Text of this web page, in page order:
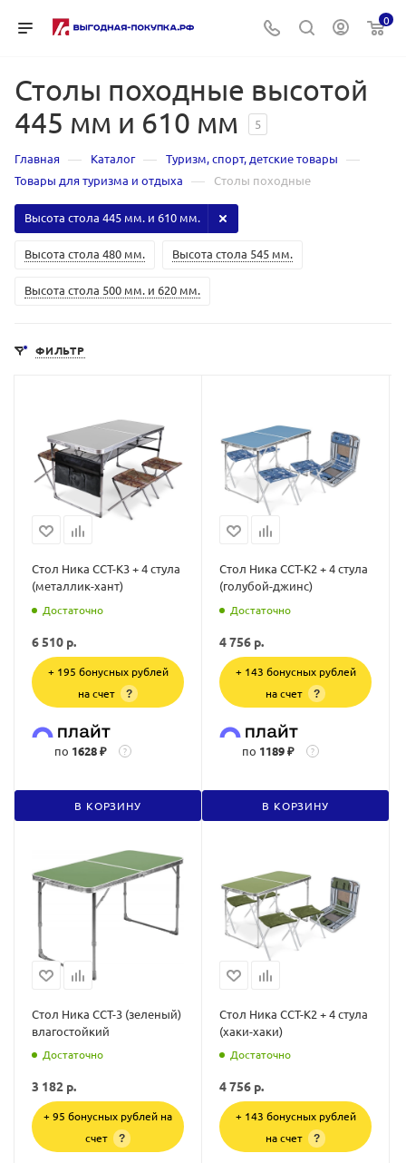
0
Столы походные высотой
445 мм и 610 мм
5
Главная — Каталог — Туризм, спорт, детские товары —
Товары для туризма и отдыха — Столы походные
Высота стола 480 мм. Высота стола 545 мм.
Высота стола 500 мм. и 620 мм.
Высота стола 445 мм. и 610 мм.
ФИЛЬТР
Стол Ника ССТ-К3 + 4 стула
(металлик-хант)
Достаточно
6 510 р.
+ 195 бонусных рублей
на счет
?
по 1628 ₽ ?
В КОРЗИНУ
Стол Ника ССТ-К2 + 4 стула
(голубой-джинс)
Достаточно
4 756 р.
+ 143 бонусных рублей
на счет
?
по 1189 ₽ ?
В КОРЗИНУ
Стол Ника ССТ-3 (зеленый)
влагостойкий
Достаточно
3 182 р.
+ 95 бонусных рублей на
счет
?
Стол Ника ССТ-К2 + 4 стула
(хаки-хаки)
Достаточно
4 756 р.
+ 143 бонусных рублей
на счет
?